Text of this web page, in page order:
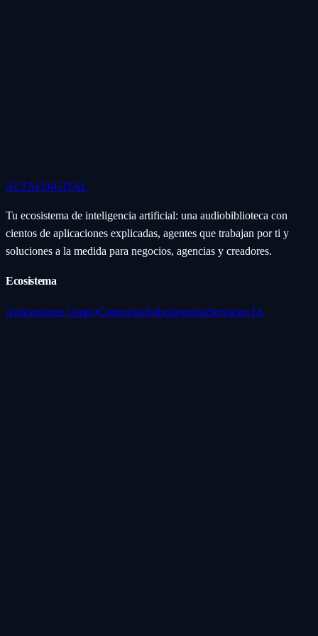
ALTAI DIGITAL
Tu ecosistema de inteligencia artificial: una audiobiblioteca con
cientos de aplicaciones explicadas, agentes que trabajan por ti y
soluciones a la medida para negocios, agencias y creadores.
Ecosistema
Aplicaciones (Apps)CategoríasSubcategoríasServicios IA